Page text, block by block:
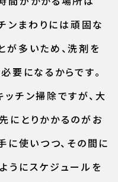
チンまわりには頑固な
が多いため、洗剤を
要になるからです。
チン掃除ですが、大
にとりかかるのがお
に使いつつ、その間に
うにスケジュールを